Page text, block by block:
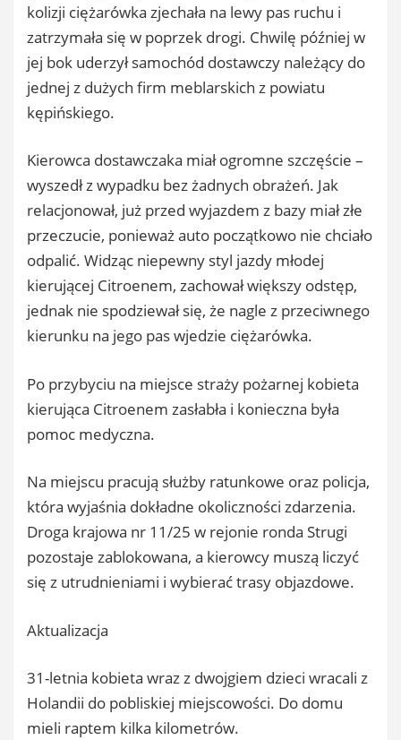
kolizji ciężarówka zjechała na lewy pas ruchu i
zatrzymała się w poprzek drogi. Chwilę później w
jej bok uderzył samochód dostawczy należący do
jednej z dużych firm meblarskich z powiatu
kępińskiego.
Kierowca dostawczaka miał ogromne szczęście –
wyszedł z wypadku bez żadnych obrażeń. Jak
relacjonował, już przed wyjazdem z bazy miał złe
przeczucie, ponieważ auto początkowo nie chciało
odpalić. Widząc niepewny styl jazdy młodej
kierującej Citroenem, zachował większy odstęp,
jednak nie spodziewał się, że nagle z przeciwnego
kierunku na jego pas wjedzie ciężarówka.
Po przybyciu na miejsce straży pożarnej kobieta
kierująca Citroenem zasłabła i konieczna była
pomoc medyczna.
Na miejscu pracują służby ratunkowe oraz policja,
która wyjaśnia dokładne okoliczności zdarzenia.
Droga krajowa nr 11/25 w rejonie ronda Strugi
pozostaje zablokowana, a kierowcy muszą liczyć
się z utrudnieniami i wybierać trasy objazdowe.
Aktualizacja
31-letnia kobieta wraz z dwojgiem dzieci wracali z
Holandii do pobliskiej miejscowości. Do domu
mieli raptem kilka kilometrów.